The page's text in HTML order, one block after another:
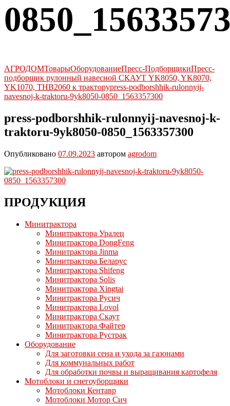
АГРОДОМТоварыОборудованиеПресс-ПодборщикиПресс-
подборщик рулонный навесной СКАУТ YK8050, YK8070,
YK1070, THB2060 к тракторуpress-podborshhik-rulonnyij-
navesnoj-k-traktoru-9yk8050-0850_1563357300
press-podborshhik-rulonnyij-navesnoj-k-
traktoru-9yk8050-0850_1563357300
Опубликовано 07.09.2023 автором agrodom
ПРОДУКЦИЯ
Минитрактора
Минитрактора Уралец
Минитрактора DongFeng
Минитрактора Jinma
Минитрактора Беларус
Минитрактора Shifeng
Минитрактора Solis
Минитрактора Xingtai
Минитрактора Русич
Минитрактора Lovol
Минитрактора Скаут
Минитрактора Файтер
Минитрактора Рустрак
Оборудование
Для заготовки сена и ухода за газонами
Для коммунальных работ
Для обработки почвы и выращивания картофеля
Мотоблоки и снегоуборщики
Мотоблоки Кентавр
Мотоблоки Мотор Сич